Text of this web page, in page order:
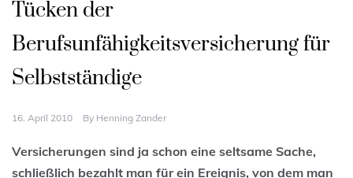
Tücken der
Berufsunfähigkeitsversicherung für
Selbstständige
16. April 2010 By Henning Zander
Versicherungen sind ja schon eine seltsame Sache,
schließlich bezahlt man für ein Ereignis, von dem man